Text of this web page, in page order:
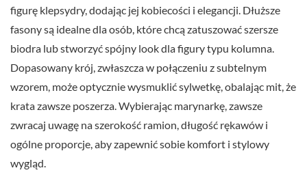
figurę klepsydry, dodając jej kobiecości i elegancji. Dłuższe
fasony są idealne dla osób, które chcą zatuszować szersze
biodra lub stworzyć spójny look dla figury typu kolumna.
Dopasowany krój, zwłaszcza w połączeniu z subtelnym
wzorem, może optycznie wysmuklić sylwetkę, obalając mit, że
krata zawsze poszerza. Wybierając marynarkę, zawsze
zwracaj uwagę na szerokość ramion, długość rękawów i
ogólne proporcje, aby zapewnić sobie komfort i stylowy
wygląd.